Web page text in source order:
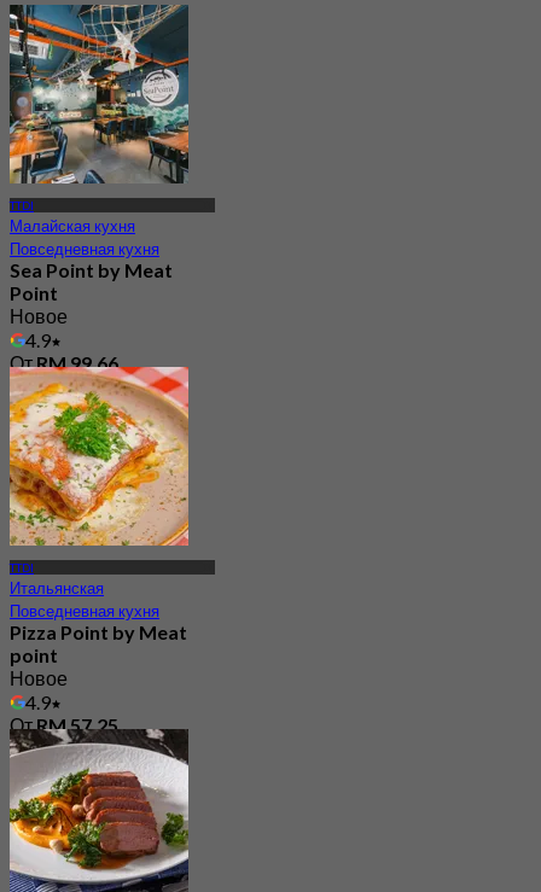
TTDI
Малайская кухня
Повседневная кухня
Sea Point by Meat
Point
Новое
4.9
ОтRM 99.66
TTDI
Итальянская
Повседневная кухня
Pizza Point by Meat
point
Новое
4.9
ОтRM 57.25